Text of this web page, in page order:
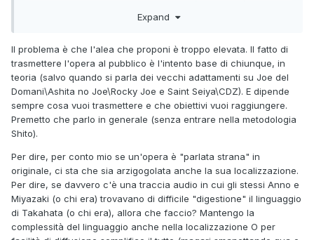
me estrapolare la traduzione dal suo fruitore.
Expand
Il problema è che l'alea che proponi è troppo elevata. Il fatto di
trasmettere l'opera al pubblico è l'intento base di chiunque, in
teoria (salvo quando si parla dei vecchi adattamenti su Joe del
Domani\Ashita no Joe\Rocky Joe e Saint Seiya\CDZ). E dipende
sempre cosa vuoi trasmettere e che obiettivi vuoi raggiungere.
Premetto che parlo in generale (senza entrare nella metodologia
Shito).
Per dire, per conto mio se un'opera è "parlata strana" in
originale, ci sta che sia arzigogolata anche la sua localizzazione.
Per dire, se davvero c'è una traccia audio in cui gli stessi Anno e
Miyazaki (o chi era) trovavano di difficile "digestione" il linguaggio
di Takahata (o chi era), allora che faccio? Mantengo la
complessità del linguaggio anche nella localizzazione O per